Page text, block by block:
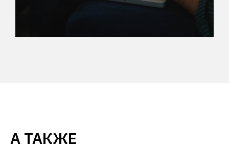
А ТАКЖЕ